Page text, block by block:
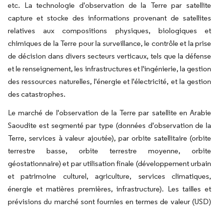
etc. La technologie d'observation de la Terre par satellite
capture et stocke des informations provenant de satellites
relatives aux compositions physiques, biologiques et
chimiques de la Terre pour la surveillance, le contrôle et la prise
de décision dans divers secteurs verticaux, tels que la défense
et le renseignement, les infrastructures et l'ingénierie, la gestion
des ressources naturelles, l'énergie et l'électricité, et la gestion
des catastrophes.
Le marché de l'observation de la Terre par satellite en Arabie
Saoudite est segmenté par type (données d'observation de la
Terre, services à valeur ajoutée), par orbite satellitaire (orbite
terrestre basse, orbite terrestre moyenne, orbite
géostationnaire) et par utilisation finale (développement urbain
et patrimoine culturel, agriculture, services climatiques,
énergie et matières premières, infrastructure). Les tailles et
prévisions du marché sont fournies en termes de valeur (USD)